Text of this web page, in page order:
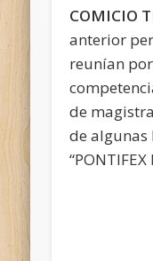
COMICIO
anterior
reunían
de
de algunas